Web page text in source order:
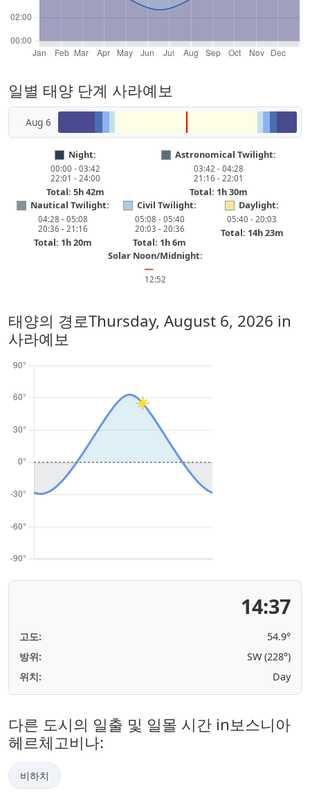
일별 태양 단계 사라예보
Aug 6
Night:
00:00 - 03:42
22:01 - 24:00
Total: 5h 42m
Astronomical Twilight:
03:42 - 04:28
21:16 - 22:01
Total: 1h 30m
Nautical Twilight:
04:28 - 05:08
20:36 - 21:16
Total: 1h 20m
Civil Twilight:
05:08 - 05:40
20:03 - 20:36
Total: 1h 6m
Daylight:
05:40 - 20:03
Total: 14h 23m
Solar Noon/Midnight:
━
12:52
태양의 경로Thursday, August 6, 2026 in
사라예보
14:37
고도:
54.9°
방위:
SW (228°)
위치:
Day
다른 도시의 일출 및 일몰 시간 in보스니아
헤르체고비나:
비하치